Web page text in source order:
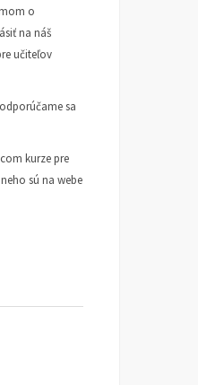
o
na náš
učiteľov
sa
kurze pre
sú na webe